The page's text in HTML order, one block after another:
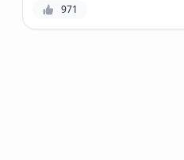
971